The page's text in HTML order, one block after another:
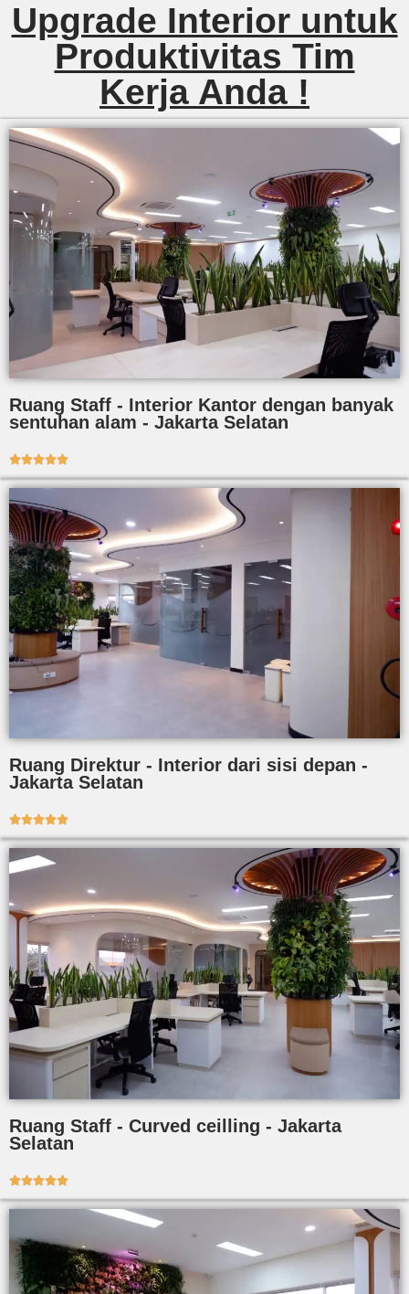
Upgrade Interior untuk
Produktivitas Tim
Kerja Anda !
Ruang Staff - Interior Kantor dengan banyak
sentuhan alam - Jakarta Selatan

Ruang Direktur - Interior dari sisi depan -
Jakarta Selatan

Ruang Staff - Curved ceilling - Jakarta
Selatan
